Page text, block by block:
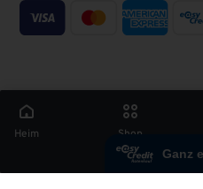
Heim Shop